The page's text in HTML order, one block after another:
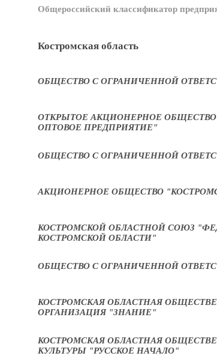
Общероссийский классификатор
Костромская область
ОБЩЕСТВО С ОГРАНИЧЕННОЙ
ОТКРЫТОЕ АКЦИОНЕРНОЕ
ОПТОВОЕ ПРЕДПРИЯТИЕ"
ОБЩЕСТВО С ОГРАНИЧЕННОЙ
АКЦИОНЕРНОЕ ОБЩЕСТВО
КОСТРОМСКОЙ ОБЛАСТНОЙ СОЮЗ
КОСТРОМСКОЙ ОБЛАСТИ"
ОБЩЕСТВО С ОГРАНИЧЕННОЙ
КОСТРОМСКАЯ ОБЛАСТНАЯ
ОРГАНИЗАЦИЯ "ЗНАНИЕ"
КОСТРОМСКАЯ ОБЛАСТНАЯ
КУЛЬТУРЫ "РУССКОЕ НАЧАЛО"